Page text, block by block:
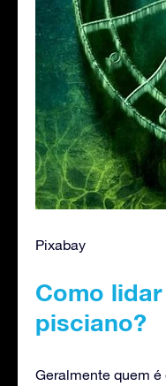
Pixabay
Como
pisciano?
Geralmente quem